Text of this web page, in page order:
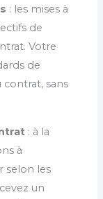
: les mises à
de
Votre
de
sans
: à la
à
selon les
un